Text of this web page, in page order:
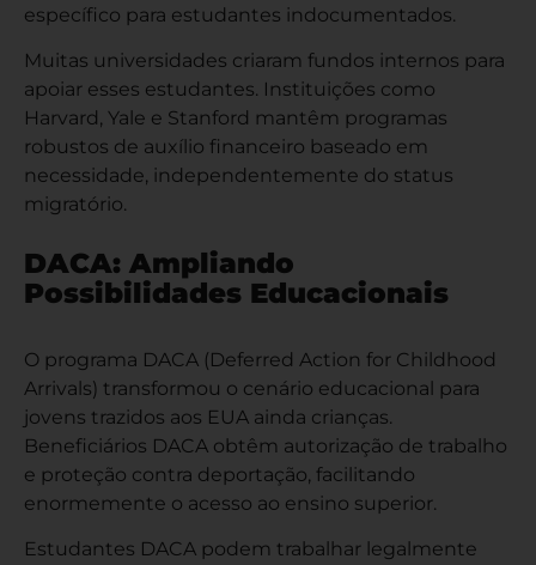
específico para estudantes indocumentados.
Muitas universidades criaram fundos internos para
apoiar esses estudantes. Instituições como
Harvard, Yale e Stanford mantêm programas
robustos de auxílio financeiro baseado em
necessidade, independentemente do status
migratório.
DACA: Ampliando
Possibilidades Educacionais
O programa DACA (Deferred Action for Childhood
Arrivals) transformou o cenário educacional para
jovens trazidos aos EUA ainda crianças.
Beneficiários DACA obtêm autorização de trabalho
e proteção contra deportação, facilitando
enormemente o acesso ao ensino superior.
Estudantes DACA podem trabalhar legalmente